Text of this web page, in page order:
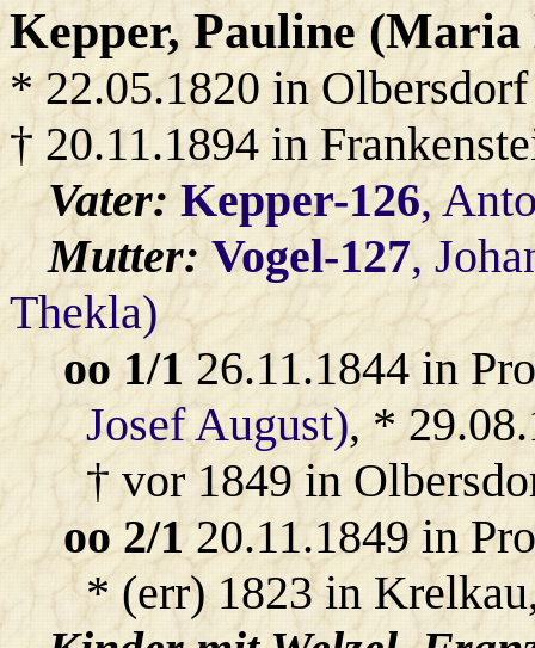
Kepper, Pauline
* 22.05.1820 in Olbersdorf
† 20.11.1894 in
Vater:Kepper-126,
Mutter:Vogel-127,
Thekla)
oo 1/126.11.1844 in
Josef August), *
† vor 1849 in
oo 2/1 20.11.1849 in
* (err) 1823 in